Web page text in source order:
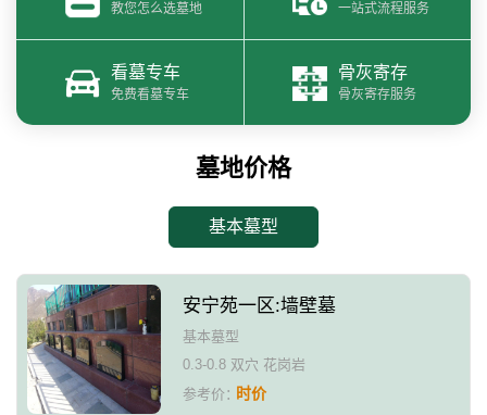
教您怎么选墓地 一站式流程服务
看墓专车
免费看墓专车
骨灰寄存
骨灰寄存服务
墓地价格
基本墓型
安宁苑一区:墙壁墓
基本墓型
0.3-0.8 双穴 花岗岩
参考价：时价